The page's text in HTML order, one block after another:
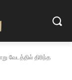
வேடத்தில் திரிந்த